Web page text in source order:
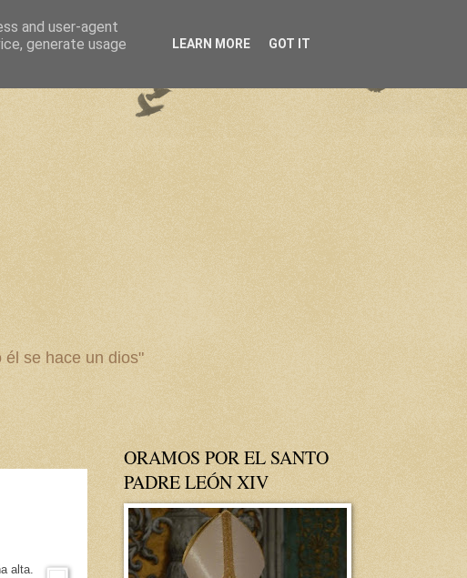
él se hace un dios"
alta.
ORAMOS POR EL SANTO
PADRE LEÓN XIV
and user-agent
generate usage
LEARN MORE GOT IT